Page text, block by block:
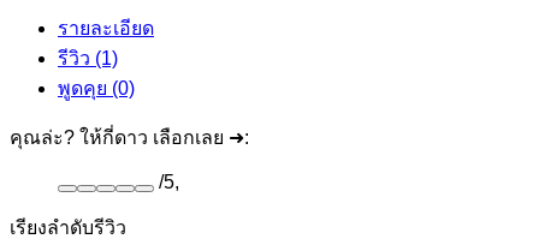
รายละเอียด
รีวิว (1)
พูดคุย (0)
คุณล่ะ? ให้กี่ดาว เลือกเลย ➜:
/5,
เรียงลำดับรีวิว